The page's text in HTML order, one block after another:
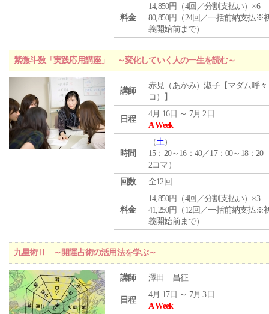
料金
14,850円（4回／分割支払い）×6
80,850円（24回／一括前納支払※
義開始前まで）
紫微斗数「実践応用講座」 ～変化していく人の一生を読む～
講師
赤見（あかみ）淑子【マダム呼々
コ）】
日程
4月 16日 ～ 7月 2日
A Week
時間
（土）
15：20～16：40／17：00～18：20
2コマ）
回数
全12回
料金
14,850円（4回／分割支払い）×3
41,250円（12回／一括前納支払※
義開始前まで）
九星術Ⅱ ～開運占術の活用法を学ぶ～
講師 澤田 昌征
日程
4月 17日 ～ 7月 3日
A Week